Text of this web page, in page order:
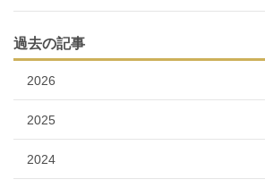
過去の記事
2026
2025
2024